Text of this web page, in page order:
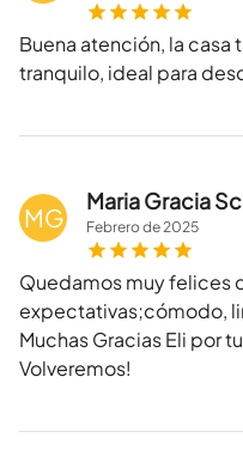
Buena atención, la casa
tranquilo, ideal para
MG
Maria Gracia
Febrerode2025
Quedamos muy felices
expectativas;cómodo,
Muchas Gracias Eli por
Volveremos!